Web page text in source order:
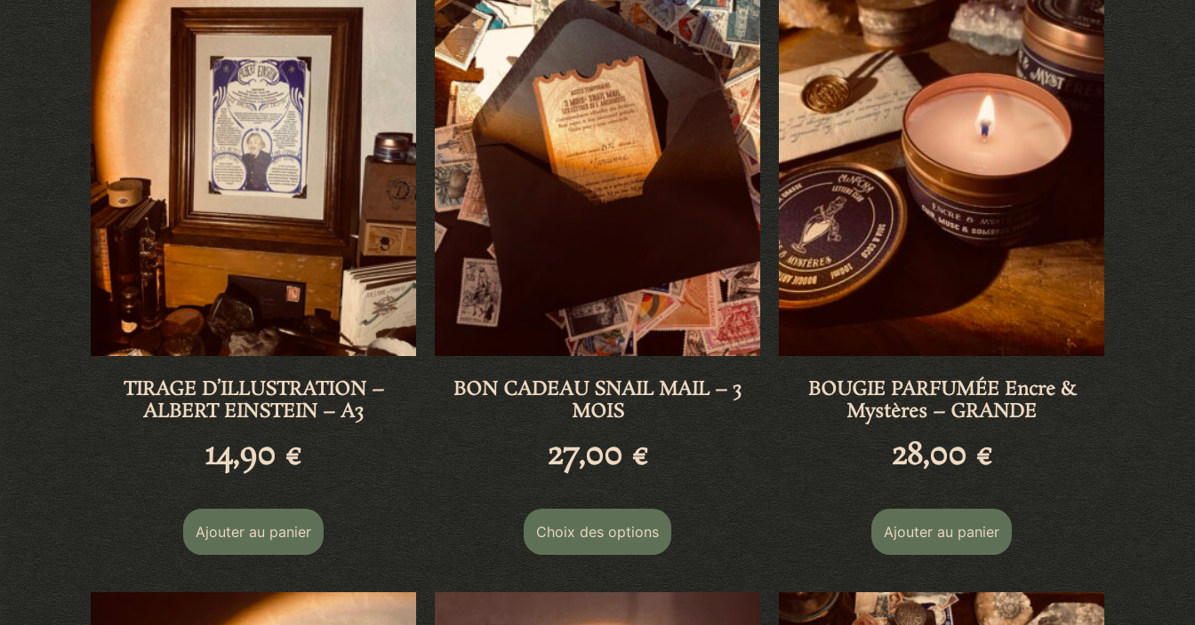
TIRAGE D’ILLUSTRATION –
ALBERT EINSTEIN – A3
14,90€
Ajouter au panier
BON CADEAU SNAIL MAIL – 3
MOIS
27,00€
Choix des options
BOUGIE PARFUMÉE Encre &
Mystères – GRANDE
28,00€
Ajouter au panier